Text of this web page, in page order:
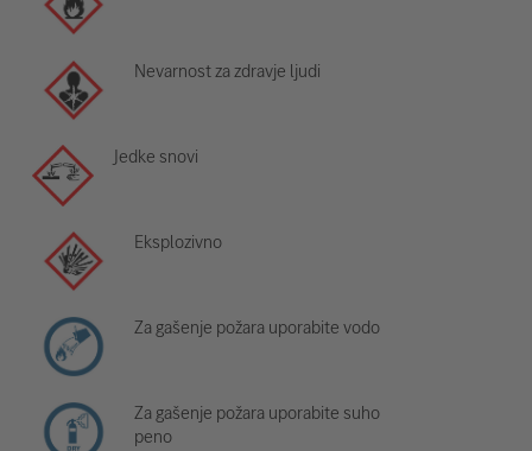
Nevarnost za zdravje ljudi
Jedke snovi
Eksplozivno
Za gašenje požara uporabite vodo
Za gašenje požara uporabite suho
peno